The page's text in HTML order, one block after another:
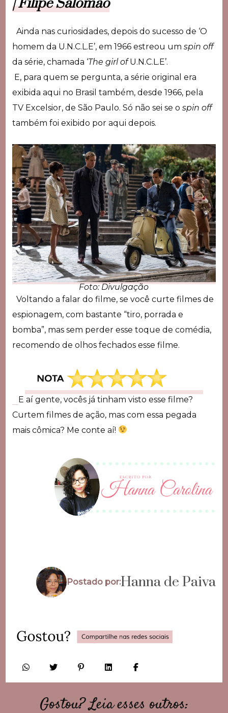
| Filipe Salomão
Ainda nas curiosidades, depois do sucesso de ‘O
homem da U.N.C.L.E’, em 1966 estreou um spin off
da série, chamada ‘The girl ofU.N.C.L.E’.
E, para quem se pergunta, a série original era
exibida aqui no Brasil também, desde 1966, pela
TV Excelsior, de São Paulo. Só não sei se o spin off
também foi exibido por aqui depois.
Foto: Divulgação
Voltando a falar do filme, se você curte filmes de
espionagem, com bastante “tiro, porrada e
bomba”, mas sem perder esse toque de comédia,
recomendo de olhos fechados esse filme.
E aí gente, vocês já tinham visto esse filme?
Curtem filmes de ação, mas com essa pegada
mais cômica? Me conte aí!
Postado por:Hanna de Paiva
Gostou? Leia esses outros: